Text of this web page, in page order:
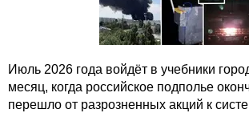
Июль 2026 года войдёт в учебники
месяц, когда российское подполье
перешло от разрозненных акций к